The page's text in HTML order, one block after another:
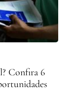
Confira 6